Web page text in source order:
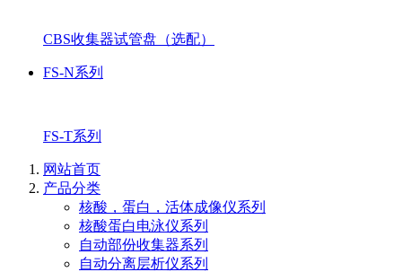
CBS收集器试管盘（选配）
FS-N系列
FS-T系列
网站首页
产品分类
核酸，蛋白，活体成像仪系列
核酸蛋白电泳仪系列
自动部份收集器系列
自动分离层析仪系列